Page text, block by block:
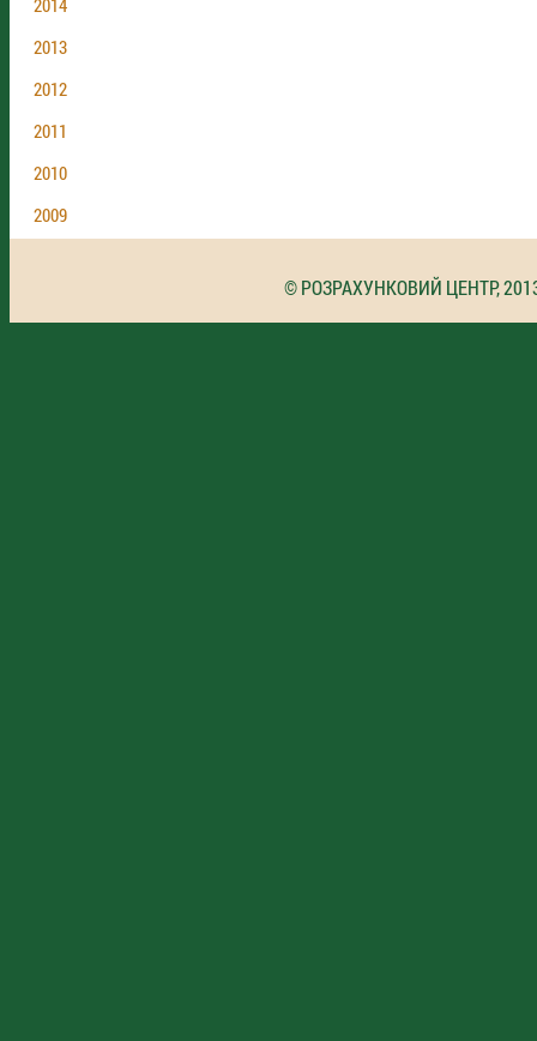
2014
2013
2012
2011
2010
2009
© РОЗРАХУНКОВИЙ ЦЕНТР,